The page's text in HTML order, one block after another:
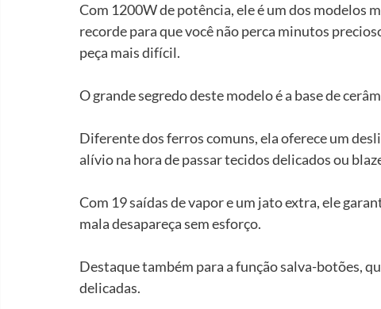
Com 1200W de potência, ele é um dos modelos
recorde para que você não perca minutos
peça mais difícil.
O grande segredo deste modelo é a base de
Diferente dos ferros comuns, ela oferece um
alívio na hora de passar tecidos delicados ou
Com 19 saídas de vapor e um jato extra, ele
mala desapareça sem esforço.
Destaque também para a função salva-botões,
delicadas.